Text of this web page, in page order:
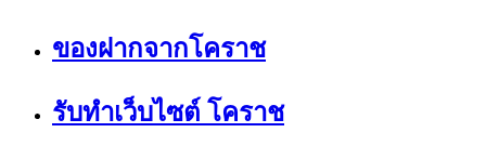
ของฝากจากโคราช
รับทำเว็บไซต์ โคราช